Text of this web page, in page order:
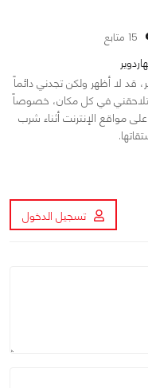
15 متابع
قد لا أظهر ولكن تجدني دائماً
في كل مكان، خصوصاً
مواقع الإنترنت أثناء شرب
تسجيل الدخول